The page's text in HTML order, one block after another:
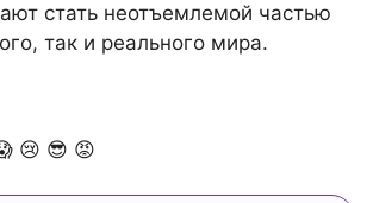
стать неотъемлемой частью
так и реального мира.
😢 😎 😡